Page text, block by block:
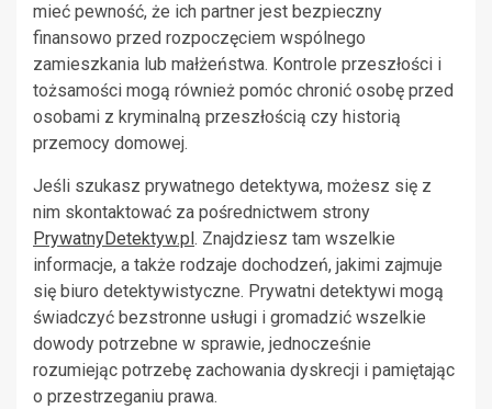
mieć pewność, że ich partner jest bezpieczny
finansowo przed rozpoczęciem wspólnego
zamieszkania lub małżeństwa. Kontrole przeszłości i
tożsamości mogą również pomóc chronić osobę przed
osobami z kryminalną przeszłością czy historią
przemocy domowej.
Jeśli szukasz prywatnego detektywa, możesz się z
nim skontaktować za pośrednictwem strony
PrywatnyDetektyw.pl . Znajdziesz tam wszelkie
informacje, a także rodzaje dochodzeń, jakimi zajmuje
się biuro detektywistyczne. Prywatni detektywi mogą
świadczyć bezstronne usługi i gromadzić wszelkie
dowody potrzebne w sprawie, jednocześnie
rozumiejąc potrzebę zachowania dyskrecji i pamiętając
o przestrzeganiu prawa.